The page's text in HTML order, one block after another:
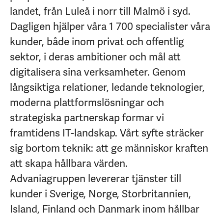
landet, från Luleå i norr till Malmö i syd.
Dagligen hjälper våra 1 700 specialister våra
kunder, både inom privat och offentlig
sektor, i deras ambitioner och mål att
digitalisera sina verksamheter. Genom
långsiktiga relationer, ledande teknologier,
moderna plattformslösningar och
strategiska partnerskap formar vi
framtidens IT-landskap. Vårt syfte sträcker
sig bortom teknik: att ge människor kraften
att skapa hållbara värden.
Advaniagruppen levererar tjänster till
kunder i Sverige, Norge, Storbritannien,
Island, Finland och Danmark inom hållbar